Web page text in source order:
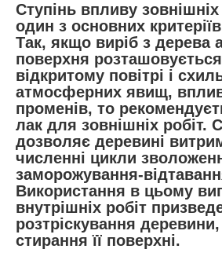
Ступінь впливу
один з основних
Так, якщо виріб з дерева
поверхня
відкритому повітрі і
атмосферних явищ,
променів, то
лак для зовнішніх робіт.
дозволяє деревині
численні цикли
заморожування-
Використання в цьому
внутрішніх робіт
розтріскування
стирання її поверхні.